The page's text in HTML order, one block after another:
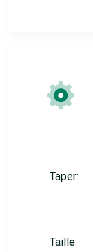
Taper:
Taille: